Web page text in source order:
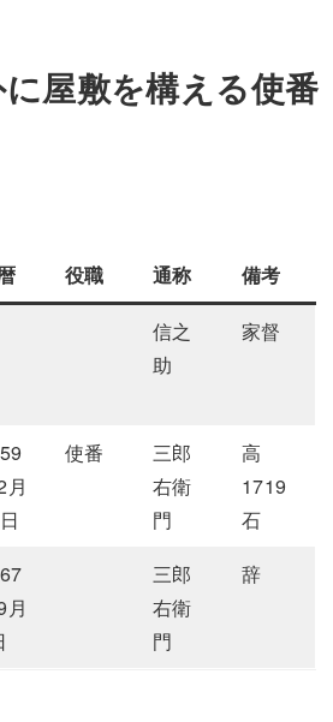
屋敷を構える使番
役職 通称 備考
信之
助
家督
月
使番
三郎
右衛
門
高
1719
石
月
三郎
右衛
門
辞